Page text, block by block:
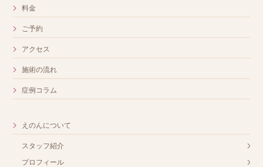
料金
ご予約
アクセス
施術の流れ
症例コラム
えのんについて
スタッフ紹介
プロフィール